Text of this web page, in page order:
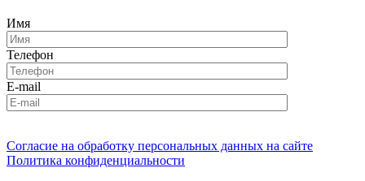
Имя
Телефон
E-mail
Согласие на обработку персональных данных на сайте
Политика конфиденциальности